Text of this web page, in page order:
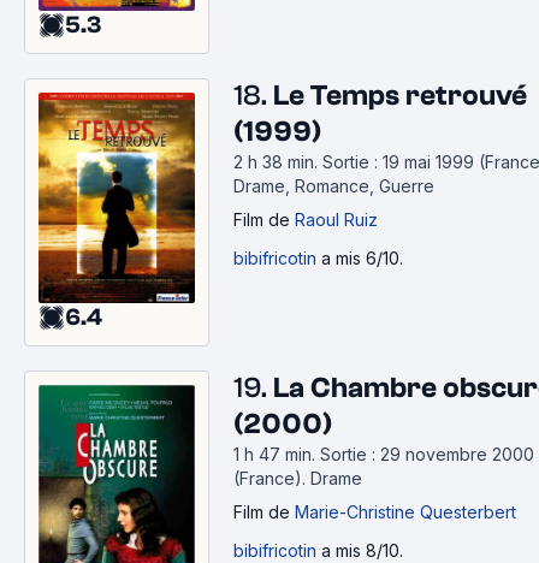
5.3
6.4
18. Le Temps retrouvé
(1999)
2 h 38 min. Sortie : 19 mai 1999
Drame, Romance, Guerre
Film de Raoul Ruiz
bibifricotin a mis 6/10.
19. La Chambre
(2000)
1 h 47 min. Sortie : 29 novembre 2000
(France). Drame
Film de Marie-Christine Questerbert
bibifricotin a mis 8/10.